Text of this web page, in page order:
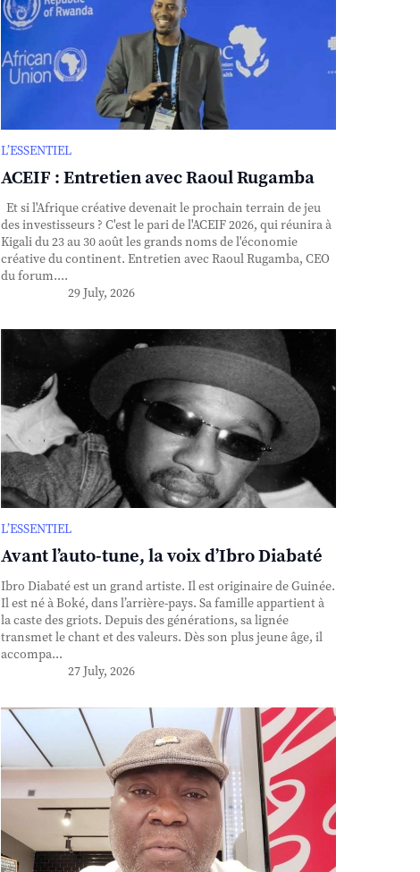
L’ESSENTIEL
ACEIF : Entretien avec Raoul Rugamba
Et si l'Afrique créative devenait le prochain terrain de jeu
des investisseurs ? C'est le pari de l'ACEIF 2026, qui réunira à
Kigali du 23 au 30 août les grands noms de l'économie
créative du continent. Entretien avec Raoul Rugamba, CEO
du forum....
29 July, 2026
L’ESSENTIEL
Avant l’auto-tune, la voix d’Ibro Diabaté
Ibro Diabaté est un grand artiste. Il est originaire de Guinée.
Il est né à Boké, dans l’arrière-pays. Sa famille appartient à
la caste des griots. Depuis des générations, sa lignée
transmet le chant et des valeurs. Dès son plus jeune âge, il
accompa...
27 July, 2026